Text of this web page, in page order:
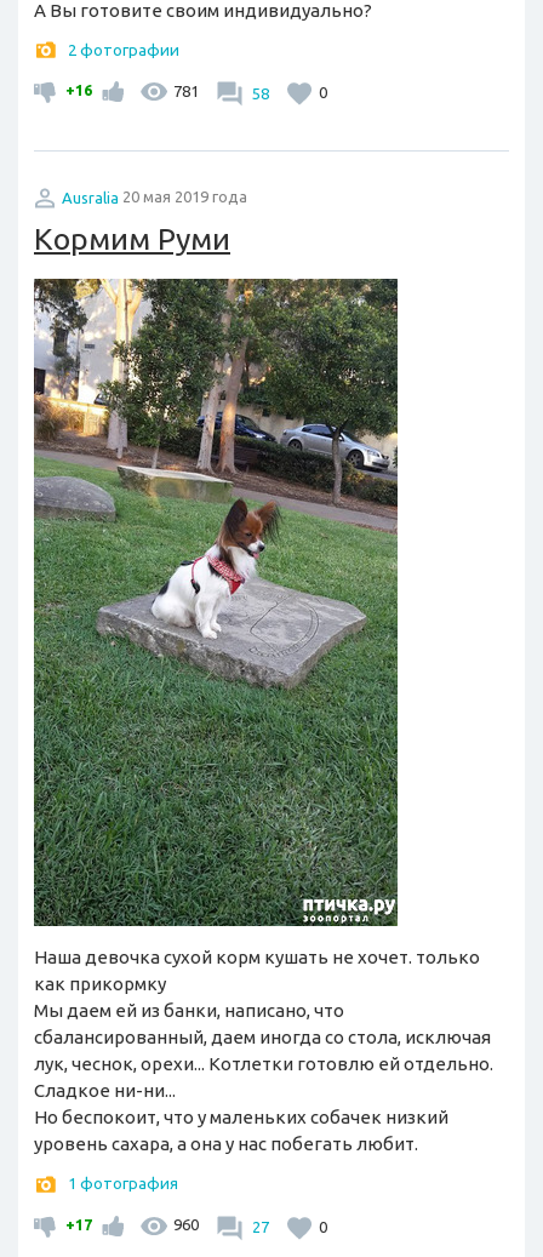
А Вы готовите своим индивидуально?
2 фотографии
+16 781 58 0
Ausralia 20 мая 2019 года
Кормим Руми
Наша девочка сухой корм кушать не хочет. только
как прикормку
Мы даем ей из банки, написано, что
сбалансированный, даем иногда со стола, исключая
лук, чеснок, орехи... Котлетки готовлю ей отдельно.
Сладкое ни-ни...
Но беспокоит, что у маленьких собачек низкий
уровень сахара, а она у нас побегать любит.
1 фотография
+17 960 27 0